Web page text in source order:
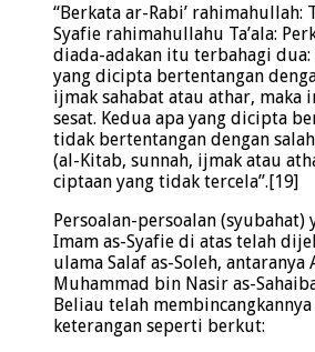
“Berkata ar-Rabi’ rahimahullah:
Syafie rahimahullahu Ta’ala:
diada-adakan itu terbahagi dua:
yang dicipta bertentangan
ijmak sahabat atau athar, maka
sesat. Kedua apa yang dicipta
tidak bertentangan dengan
(al-Kitab, sunnah, ijmak atau
ciptaan yang tidak tercela”.[19]
Persoalan-persoalan
Imam as-Syafie di atas telah
ulama Salaf as-Soleh,
Muhammad bin Nasir as-
Beliau telah
keterangan seperti berkut: